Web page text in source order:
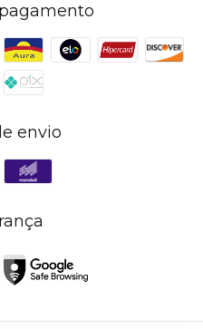
envio